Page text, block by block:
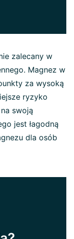
zalecany w
Magnez w
za wysoką
ryzyko
swoją
jest łagodną
dla osób